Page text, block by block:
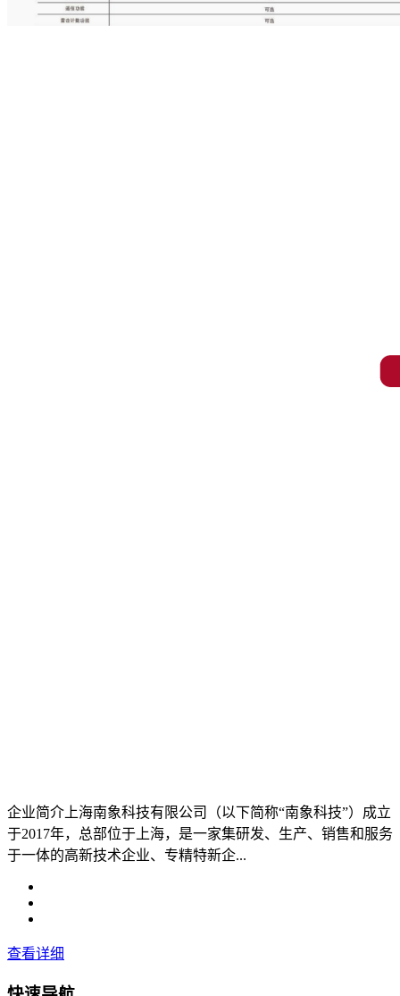
企业简介上海南象科技有限公司（以下简称“南象科技”）成立
于2017年，总部位于上海，是一家集研发、生产、销售和服务
于一体的高新技术企业、专精特新企...
查看详细